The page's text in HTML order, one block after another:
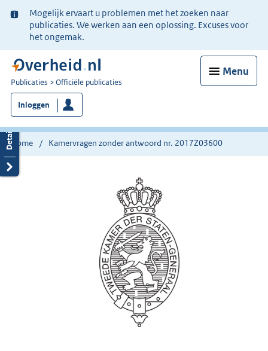
Ter
informatie:
Mogelijk ervaart u problemen met het zoeken naar
publicaties. We werken aan een oplossing. Excuses voor
het ongemak.
Menu
U
bent
nu
hier:
Publicaties Officiële publicaties
Inloggen
Home Kamervragen zonder antwoord nr. 2017Z03600